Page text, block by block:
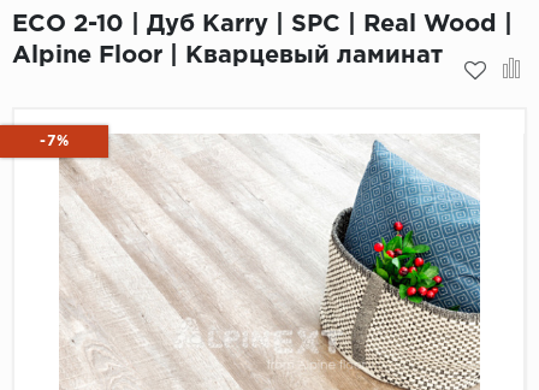
Quick Step
31 класс
32 класс
33 класс
Палитра
Серый
Бежевый
Ковролин и ковровая плитка
Линолеум
Плинтус
Кварцевый ламинат SPC
Подложка под паркет и ламинат
ECO 2-10 | Дуб Karry | SPC | Real Wood |
Alpine Floor | Кварцевый ламинат
-7%